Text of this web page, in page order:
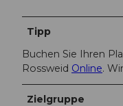
Tipp
Buchen Sie Ihren
Rossweid Online.
Zielgruppe